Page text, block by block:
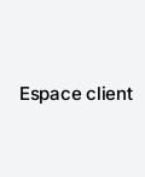
Espace client